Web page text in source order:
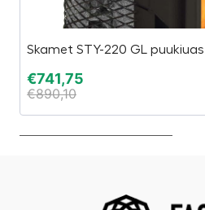
Skamet STY-220 GL puukiuas
€741,75
€890,10